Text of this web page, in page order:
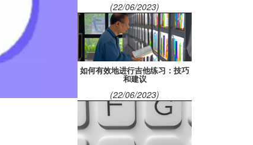
(22/06/2023)
如何有效地进行吉他练习：技巧
和建议
(22/06/2023)